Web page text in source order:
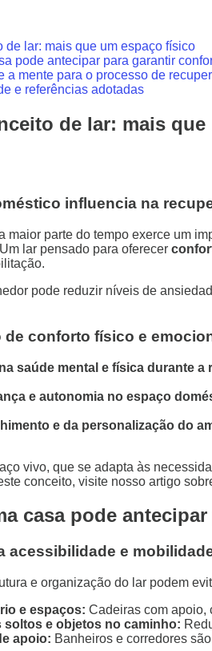
de lar: mais que um espaço físico
pode antecipar para garantir
a mente para o processo de
e referências adotadas
de lar: mais
influencia na
maior parte do tempo exerce um
lar pensado para oferecer
pode reduzir níveis de
de conforto físico e
saúde mental e física durante a
e autonomia no espaço
e da personalização do
vivo, que se adapta às
conceito, visite nosso artigo
casa pode
acessibilidade e
e organização do lar podem
e espaços: Cadeiras com apoio,
soltos e objetos no caminho:
apoio: Banheiros e corredores